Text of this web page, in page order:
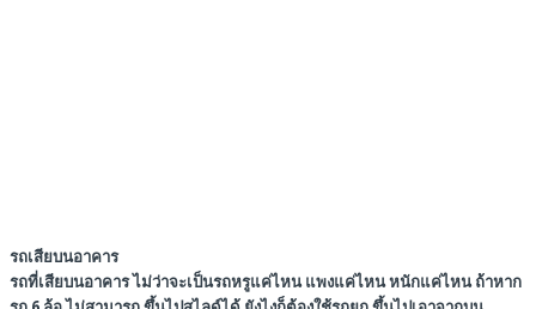
รถเสียบนอาคาร
รถที่เสียบนอาคาร ไม่ว่าจะเป็นรถหรูแค่ไหน แพงแค่ไหน หนักแค่ไหน ถ้าหาก